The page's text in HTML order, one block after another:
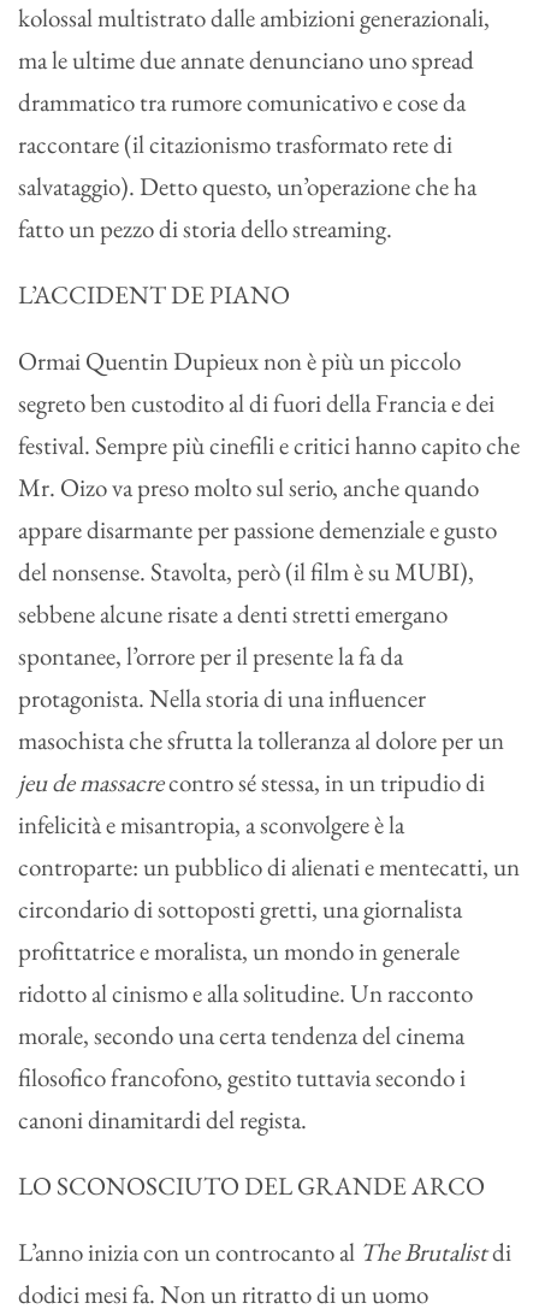
kolossal multistrato dalle ambizioni generazionali,
ma le ultime due annate denunciano uno spread
drammatico tra rumore comunicativo e cose da
raccontare (il citazionismo trasformato rete di
salvataggio). Detto questo, un’operazione che ha
fatto un pezzo di storia dello streaming.
L’ACCIDENT DE PIANO
Ormai Quentin Dupieux non è più un piccolo
segreto ben custodito al di fuori della Francia e dei
festival. Sempre più cinefili e critici hanno capito che
Mr. Oizo va preso molto sul serio, anche quando
appare disarmante per passione demenziale e gusto
del nonsense. Stavolta, però (il film è su MUBI),
sebbene alcune risate a denti stretti emergano
spontanee, l’orrore per il presente la fa da
protagonista. Nella storia di una influencer
masochista che sfrutta la tolleranza al dolore per un
jeu de massacrecontro sé stessa, in un tripudio di
infelicità e misantropia, a sconvolgere è la
controparte: un pubblico di alienati e mentecatti, un
circondario di sottoposti gretti, una giornalista
profittatrice e moralista, un mondo in generale
ridotto al cinismo e alla solitudine. Un racconto
morale, secondo una certa tendenza del cinema
filosofico francofono, gestito tuttavia secondo i
canoni dinamitardi del regista.
LO SCONOSCIUTO DEL GRANDE ARCO
L’anno inizia con un controcanto al The Brutalistdi
dodici mesi fa. Non un ritratto di un uomo